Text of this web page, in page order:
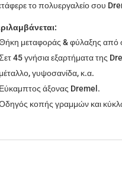
το πολυεργαλείο σου
μεταφοράς & φύλαξης από
45 γνήσια εξαρτήματα της
μέταλλο, γυψοσανίδα, κ.α.
Εύκαμπτος άξονας Dremel.
κοπής γραμμών και